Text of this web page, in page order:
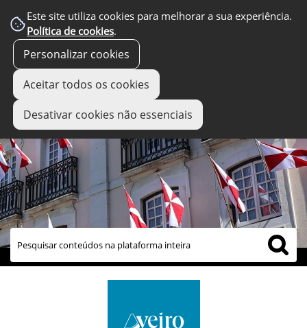
Este site utiliza cookies para melhorar a sua experiência.
Política de cookies.
Personalizar cookies
Aceitar todos os cookies
Desativar cookies não essenciais
links úteis